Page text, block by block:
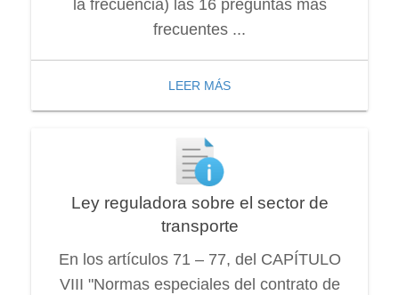
la frecuencia) las 16 preguntas más
frecuentes ...
LEER MÁS
Ley reguladora sobre el sector de
transporte
En los artículos 71 – 77, del CAPÍTULO
VIII "Normas especiales del contrato de